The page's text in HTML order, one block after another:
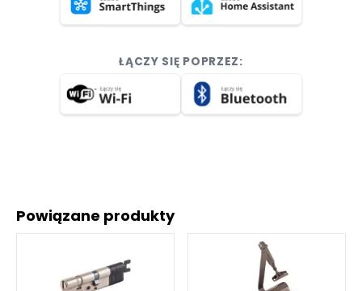
ŁĄCZY SIĘ POPRZEZ:
Powiązane produkty